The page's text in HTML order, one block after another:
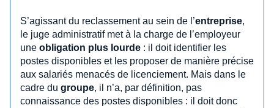
S’agissant du reclassement au sein de l’entreprise,
le juge administratif met à la charge de l’employeur
une obligation plus lourde : il doit identifier les
postes disponibles et les proposer de manière précise
aux salariés menacés de licenciement. Mais dans le
cadre du groupe, il n’a, par définition, pas
connaissance des postes disponibles : il doit donc